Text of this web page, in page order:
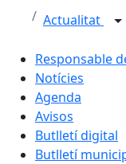
Actualitat
Responsable
Notícies
Agenda
Avisos
Butlletí digital
Butlletí